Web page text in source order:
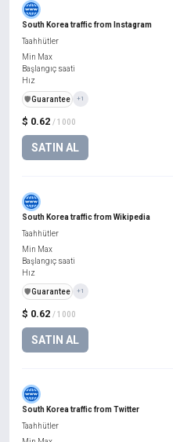
South Korea traffic from Instagram
$ 0.62 / 1000
SATIN AL
Taahhütler
Min Max
Başlangıç saati
Hız
️🛡️Guarantee +1
South Korea traffic from Wikipedia
$ 0.62 / 1000
SATIN AL
Taahhütler
Min Max
Başlangıç saati
Hız
️🛡️Guarantee +1
South Korea traffic from Twitter
Taahhütler